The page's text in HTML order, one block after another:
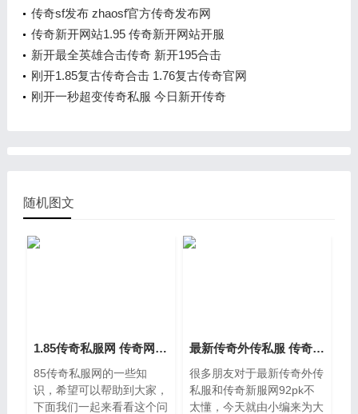
传奇sf发布 zhaosf官方传奇发布网
传奇新开网站1.95 传奇新开网站开服
新开最全英雄合击传奇 新开195合击
刚开1.85复古传奇合击 1.76复古传奇官网
刚开一秒超变传奇私服 今日新开传奇
随机图文
1.85传奇私服网 传奇网站发布
85传奇私服网的一些知
识，希望可以帮助到大家，
下面我们一起来看看这个问
最新传奇外传私服 传奇新服网92pk
很多朋友对于最新传奇外传
私服和传奇新服网92pk不
太懂，今天就由小编来为大